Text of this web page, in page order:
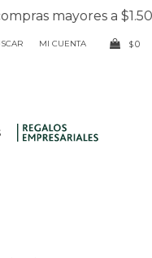
mayores a $1.500 |
$0